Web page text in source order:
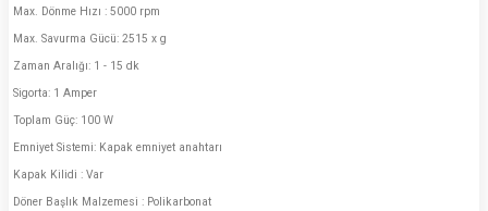
Max. Dönme Hızı : 5000 rpm
Max. Savurma Gücü: 2515 x g
Zaman Aralığı: 1 - 15 dk
Sigorta: 1 Amper
Toplam Güç: 100 W
Emniyet Sistemi: Kapak emniyet anahtarı
Kapak Kilidi : Var
Döner Başlık Malzemesi : Polikarbonat